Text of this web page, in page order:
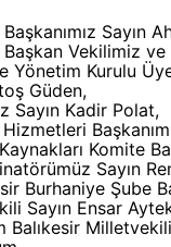
Sayın
Vekilimiz ve
Yönetim Kurulu
Güden,
Sayın Kadir Polat,
Komite
Sayın
Burhaniye Şube
Sayın Ensar
Balıkesir